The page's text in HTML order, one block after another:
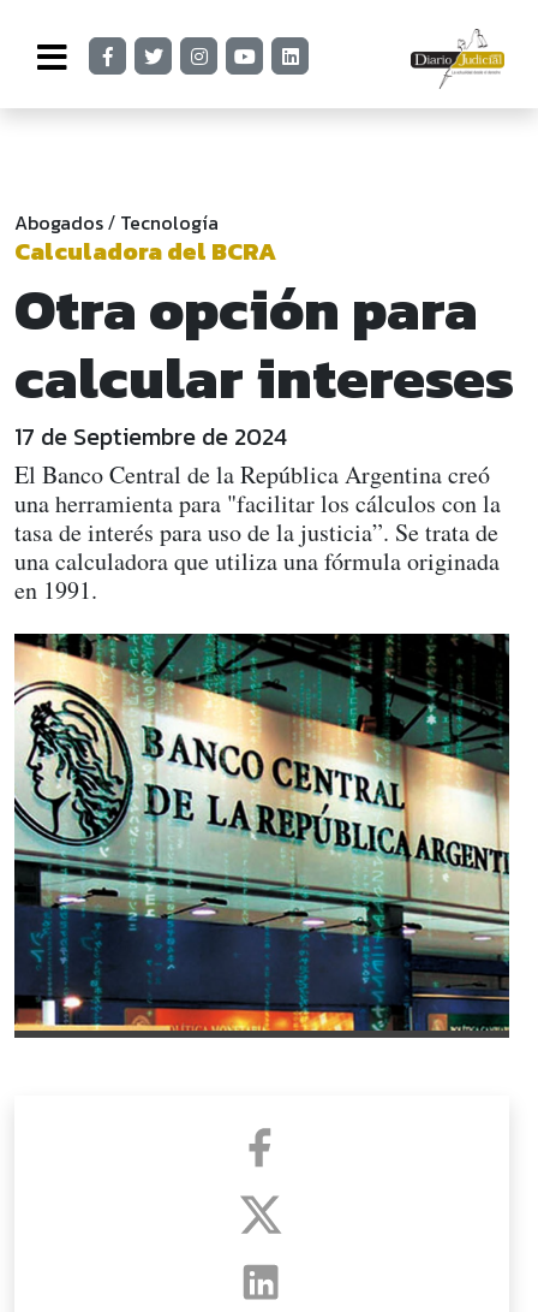
Abogados/ Tecnología
Calculadora del BCRA
Otra opción para
calcular intereses
17 de Septiembre de 2024
El Banco Central de la República Argentina creó
una herramienta para "facilitar los cálculos con la
tasa de interés para uso de la justicia”. Se trata de
una calculadora que utiliza una fórmula originada
en 1991.